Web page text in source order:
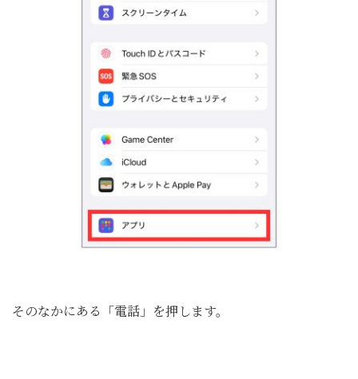
そのなかにある「電話」を押します。